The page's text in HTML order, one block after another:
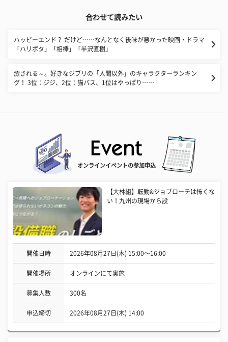
合わせて読みたい
ハッピーエンド？ だけど……なんとなく後味が悪かった映画・ドラマ
「ハリポタ」「相棒」「半沢直樹」
癒される～。好きなジブリの「人間以外」のキャラクターランキン
グ！ 3位：ジジ、2位：猫バス、1位はやっぱり……
オンラインイベントの参加申込
【大林組】転勤&ジョブローテは怖くな
い！九州の現場から設
開催日時 2026年08月27日(木) 15:00〜16:00
開催場所 オンラインにて実施
募集人数 300名
申込締切 2026年08月27日(木) 14:00